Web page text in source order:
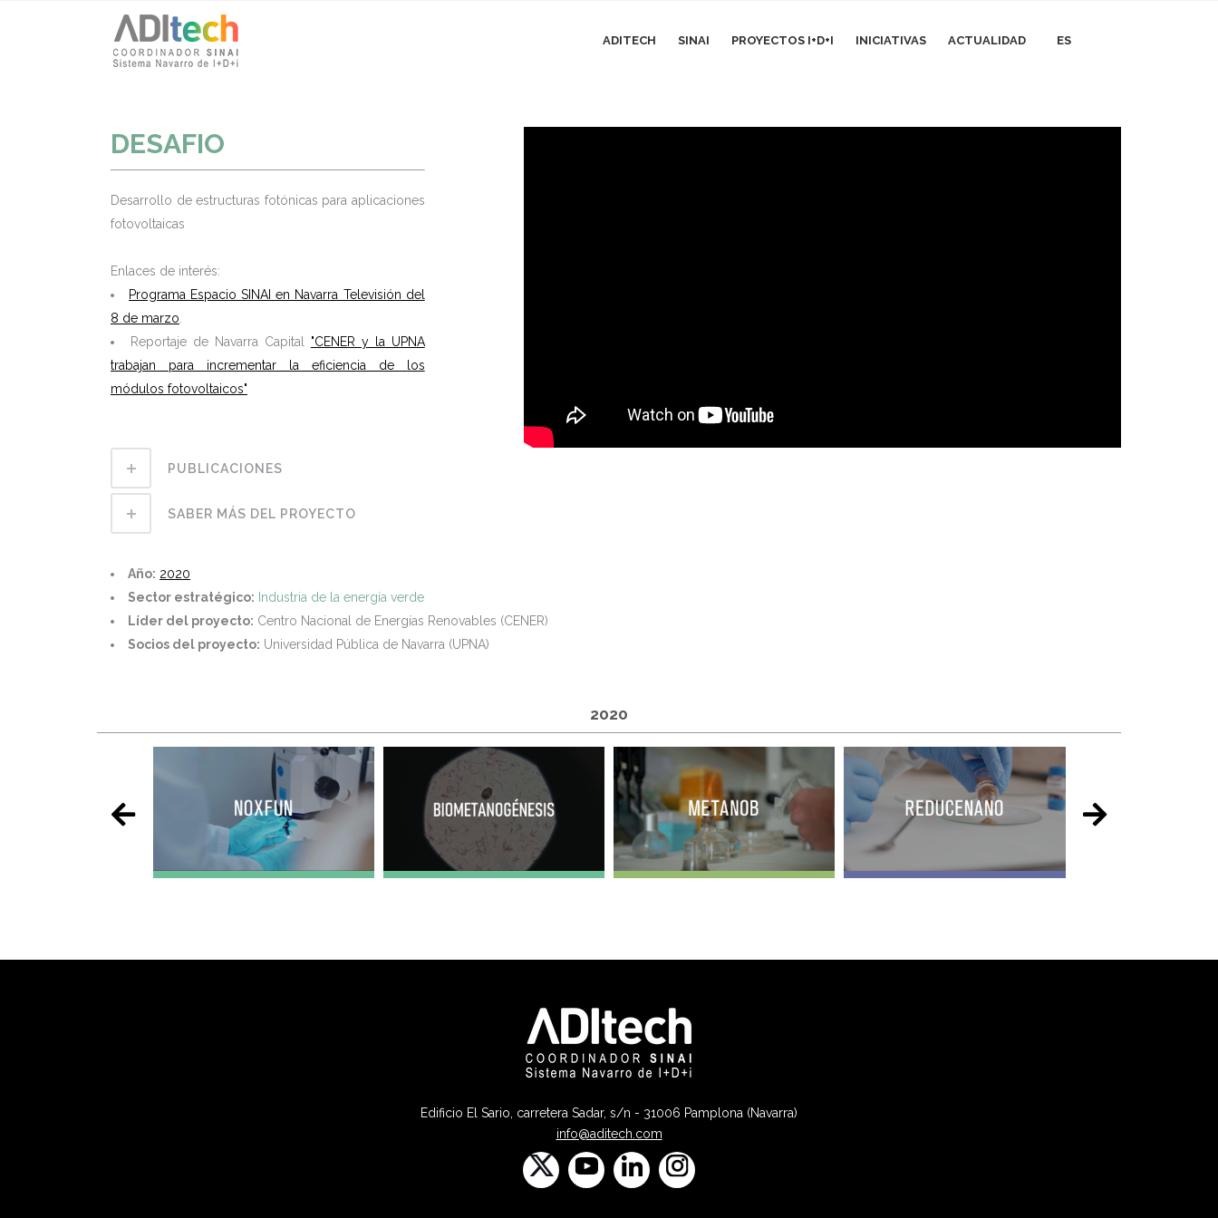
ADITECH SINAI PROYECTOS I+D+I INICIATIVAS ACTUALIDAD ES
DESAFIO
Desarrollo de estructuras fotónicas para aplicaciones
fotovoltaicas
Enlaces de interés:
Programa Espacio SINAI en Navarra Televisión del
8 de marzo
Reportaje de Navarra Capital "CENER y la UPNA
trabajan para incrementar la eficiencia de los
módulos fotovoltaicos"
PUBLICACIONES
SABER MÁS DEL PROYECTO
Año: 2020
Sector estratégico: Industria de la energía verde
Líder del proyecto: Centro Nacional de Energías Renovables (CENER)
Socios del proyecto: Universidad Pública de Navarra (UPNA)
2020
Edificio El Sario, carretera Sadar, s/n - 31006 Pamplona (Navarra)
info@aditech.com